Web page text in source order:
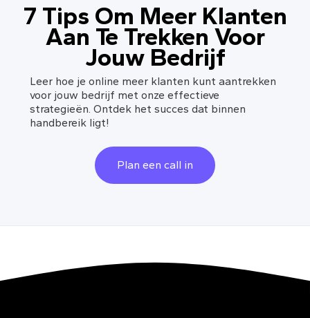
7 Tips Om Meer Klanten
Aan Te Trekken Voor
Jouw Bedrijf
Leer hoe je online meer klanten kunt aantrekken
voor jouw bedrijf met onze effectieve
strategieën. Ontdek het succes dat binnen
handbereik ligt!
Plan een call in